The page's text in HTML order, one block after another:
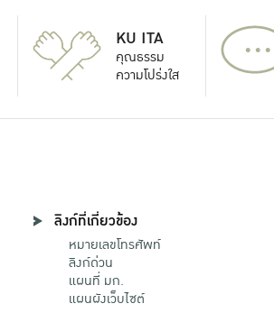
KU ITA
คุณธรรม
ความโปร่งใส
...
ลิงก์ที่เกี่ยวข้อง
หมายเลขโทรศัพท์
ลิงก์ด่วน
แผนที่ มก.
แผนผังเว็บไซต์